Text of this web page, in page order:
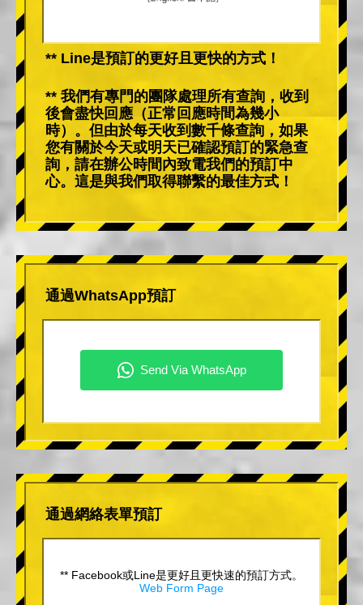
** Line是預訂的更好且更快的方式！
** 我們有專門的團隊處理所有查詢，收到
後會盡快回應（正常回應時間為幾小
時）。但由於每天收到數千條查詢，如果
您有關於今天或明天已確認預訂的緊急查
詢，請在辦公時間內致電我們的預訂中
心。這是與我們取得聯繫的最佳方式！
通過WhatsApp預訂
通過網絡表單預訂
** Facebook或Line是更好且更快速的預訂方式。
Web Form Page